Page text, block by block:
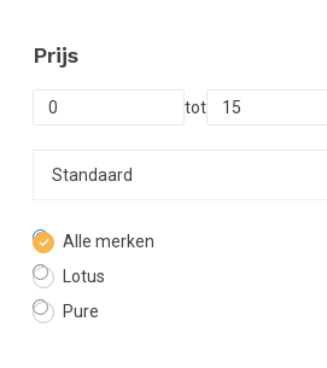
Prijs
tot
Alle merken
Lotus
Pure